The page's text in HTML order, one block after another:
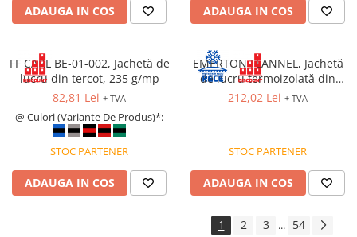
ADAUGA IN COS ADAUGA IN COS
FF CARL BE-01-002, Jachetă de
lucru din tercot, 235 g/mp
82,81 Lei + TVA
@ Culori (Variante De Produs)*:
STOC PARTENER
ADAUGA IN COS
EMERTON FLANNEL, Jachetă
de lucru termoizolată din
bumbac si poliester, 270 g/mp
212,02 Lei + TVA
STOC PARTENER
ADAUGA IN COS
1 2 3 ... 54